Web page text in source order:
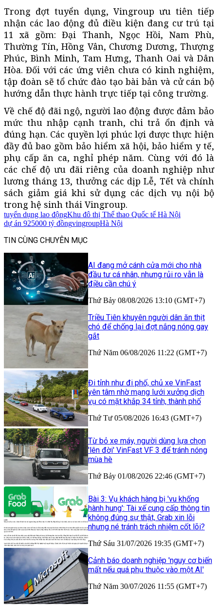
Trong đợt tuyển dụng, Vingroup ưu tiên tiếp
nhận các lao động đủ điều kiện đang cư trú tại
11 xã gồm: Đại Thanh, Ngọc Hồi, Nam Phù,
Thường Tín, Hồng Vân, Chương Dương, Thượng
Phúc, Bình Minh, Tam Hưng, Thanh Oai và Dân
Hòa. Đối với các ứng viên chưa có kinh nghiệm,
tập đoàn sẽ tổ chức đào tạo bài bản và cử cán bộ
hướng dẫn thực hành trực tiếp tại công trường.
Về chế độ đãi ngộ, người lao động được đảm bảo
mức thu nhập cạnh tranh, chi trả ổn định và
đúng hạn. Các quyền lợi phúc lợi được thực hiện
đầy đủ bao gồm bảo hiểm xã hội, bảo hiểm y tế,
phụ cấp ăn ca, nghỉ phép năm. Cùng với đó là
các chế độ ưu đãi riêng của doanh nghiệp như
lương tháng 13, thưởng các dịp Lễ, Tết và chính
sách giảm giá khi sử dụng các dịch vụ nội bộ
trong hệ sinh thái Vingroup.
tuyển dụng lao độngKhu đô thị Thể thao Quốc tế Hà Nội
dự án 925000 tỷ đồngvingroupHà Nội
TIN CÙNG CHUYÊN MỤC
AI đang mở cánh cửa mới cho nhà
đầu tư cá nhân, nhưng rủi ro vẫn là
điều cần chú ý
Thứ Bảy 08/08/2026 13:10 (GMT+7)
Triều Tiên khuyên người dân ăn thịt
chó để chống lại đợt nắng nóng gay
gắt
Thứ Năm 06/08/2026 11:22 (GMT+7)
Đi tỉnh như đi phố, chủ xe VinFast
yên tâm nhờ mạng lưới xưởng dịch
vụ có mặt khắp 34 tỉnh, thành phố
Thứ Tư 05/08/2026 16:43 (GMT+7)
Từ bỏ xe máy, người dùng lựa chọn
'lên đời' VinFast VF 3 để tránh nóng
mùa hè
Thứ Bảy 01/08/2026 22:46 (GMT+7)
Bài 3: Vụ khách hàng bị 'vu khống
hành hung': Tài xế cung cấp thông tin
không đúng sự thật, Grab xin lỗi
nhưng né tránh trách nhiệm cốt lõi?
Thứ Sáu 31/07/2026 19:35 (GMT+7)
Cảnh báo doanh nghiệp 'nguy cơ biến
mất nếu quá phụ thuộc vào một AI'
Thứ Năm 30/07/2026 11:55 (GMT+7)